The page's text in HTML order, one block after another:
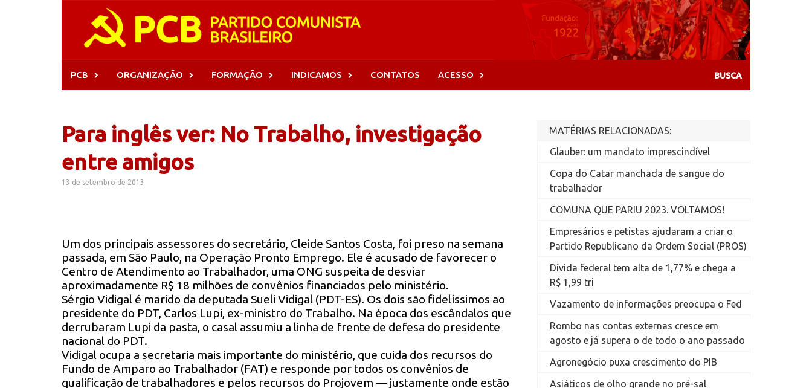
PCB ORGANIZAÇÃO FORMAÇÃO INDICAMOS CONTATOS ACESSO
Para inglês ver: No Trabalho, investigação
entre amigos
13 de setembro de 2013
Um dos principais assessores do secretário, Cleide Santos Costa, foi preso na semana
passada, em São Paulo, na Operação Pronto Emprego. Ele é acusado de favorecer o
Centro de Atendimento ao Trabalhador, uma ONG suspeita de desviar
aproximadamente R$ 18 milhões de convênios financiados pelo ministério.
Sérgio Vidigal é marido da deputada Sueli Vidigal (PDT-ES). Os dois são fidelíssimos ao
presidente do PDT, Carlos Lupi, ex-ministro do Trabalho. Na época dos escândalos que
derrubaram Lupi da pasta, o casal assumiu a linha de frente de defesa do presidente
nacional do PDT.
Vidigal ocupa a secretaria mais importante do ministério, que cuida dos recursos do
Fundo de Amparo ao Trabalhador (FAT) e responde por todos os convênios de
qualificação de trabalhadores e pelos recursos do Projovem — justamente onde estão
MATÉRIAS RELACIONADAS:
Glauber: um mandato imprescindível
Copa do Catar manchada de sangue do
trabalhador
COMUNA QUE PARIU 2023. VOLTAMOS!
Empresários e petistas ajudaram a criar o
Partido Republicano da Ordem Social (PROS)
Dívida federal tem alta de 1,77% e chega a
R$ 1,99 tri
Vazamento de informações preocupa o Fed
Rombo nas contas externas cresce em
agosto e já supera o de todo o ano passado
Agronegócio puxa crescimento do PIB
Asiáticos de olho grande no pré-sal